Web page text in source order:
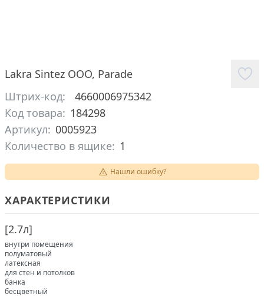
Lakra Sintez ООО, Parade
Штрих-код:
4660006975342
Код товара: 184298
Артикул: 0005923
Количество в ящике: 1
Нашли ошибку?
ХАРАКТЕРИСТИКИ
[2.7л]
внутри помещения
полуматовый
латексная
для стен и потолков
банка
бесцветный